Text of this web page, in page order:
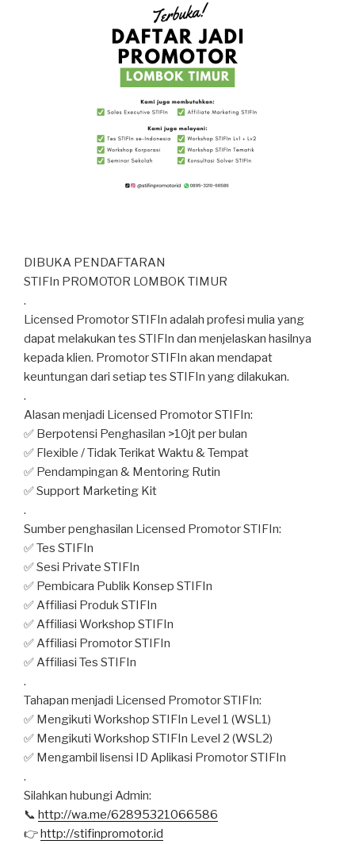
DIBUKA PENDAFTARAN
STIFIn PROMOTOR LOMBOK TIMUR
.
Licensed Promotor STIFIn adalah profesi mulia yang
dapat melakukan tes STIFIn dan menjelaskan hasilnya
kepada klien. Promotor STIFIn akan mendapat
keuntungan dari setiap tes STIFIn yang dilakukan.
.
Alasan menjadi Licensed Promotor STIFIn:
✅ Berpotensi Penghasilan >10jt per bulan
✅ Flexible / Tidak Terikat Waktu & Tempat
✅ Pendampingan & Mentoring Rutin
✅ Support Marketing Kit
.
Sumber penghasilan Licensed Promotor STIFIn:
✅ Tes STIFIn
✅ Sesi Private STIFIn
✅ Pembicara Publik Konsep STIFIn
✅ Affiliasi Produk STIFIn
✅ Affiliasi Workshop STIFIn
✅ Affiliasi Promotor STIFIn
✅ Affiliasi Tes STIFIn
.
Tahapan menjadi Licensed Promotor STIFIn:
✅ Mengikuti Workshop STIFIn Level 1 (WSL1)
✅ Mengikuti Workshop STIFIn Level 2 (WSL2)
✅ Mengambil lisensi ID Aplikasi Promotor STIFIn
.
Silahkan hubungi Admin:
📞 http://wa.me/62895321066586
👉http://stifinpromotor.id